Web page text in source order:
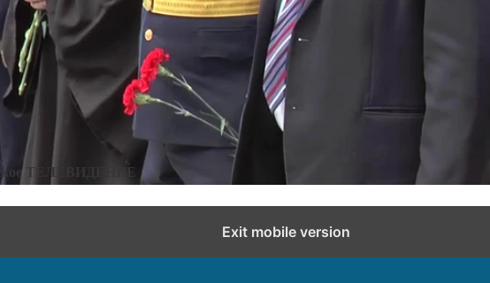
рубрики, Новости города и района
Добавить комментарий
ТЕЛЕВИДЕНИЕ
Exit mobile version